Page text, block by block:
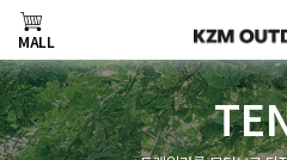
MALL